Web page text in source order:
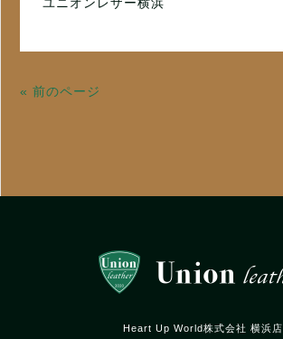
« 前のページ
Heart Up World株式会社 横浜店